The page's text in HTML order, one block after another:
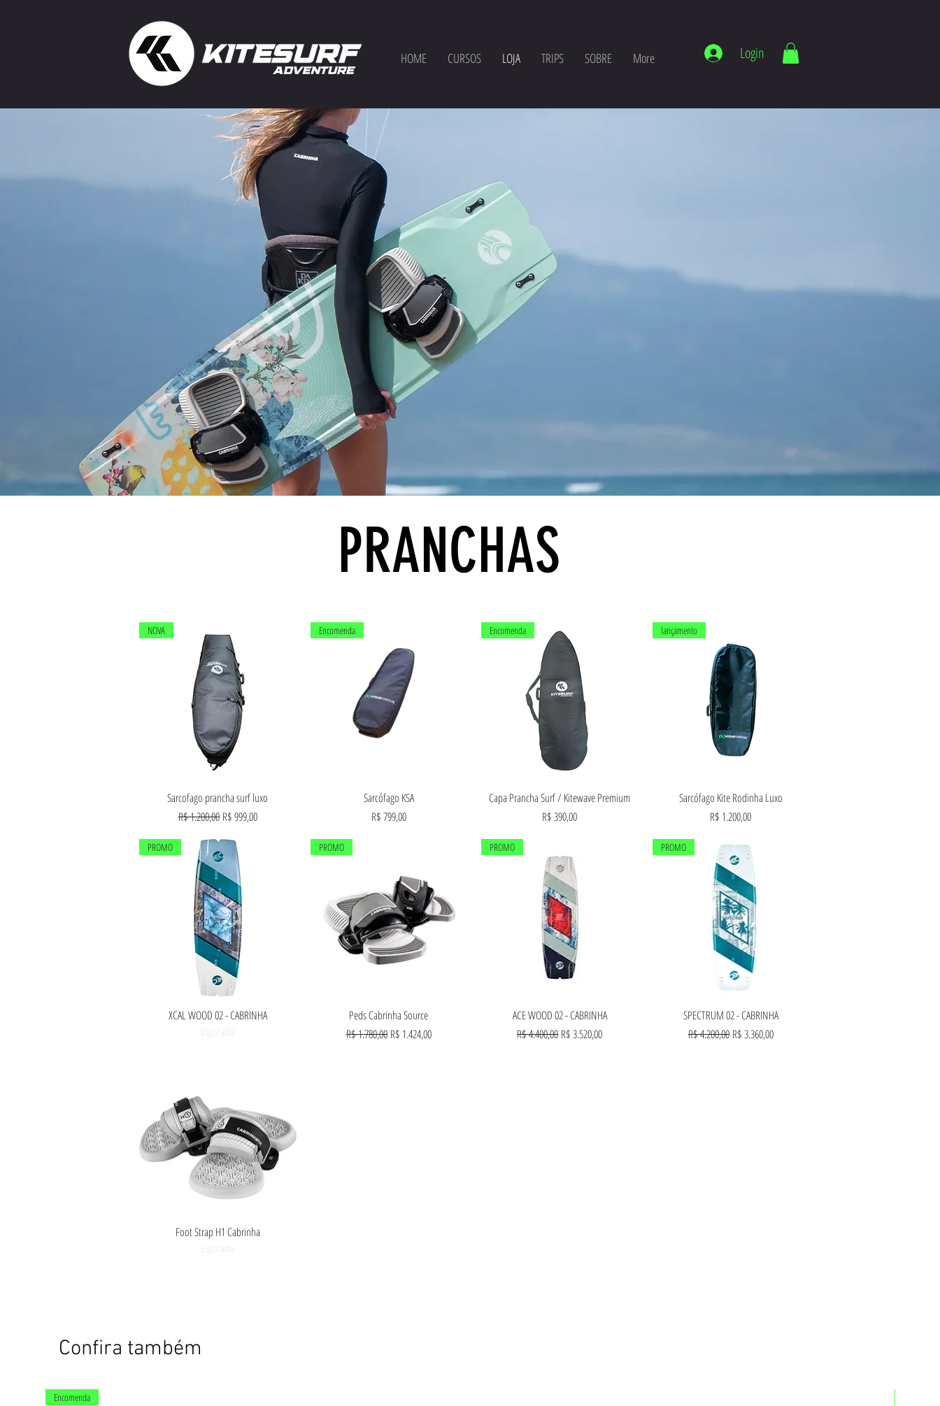
HOME CURSOS LOJA TRIPS SOBRE More Login
PRANCHAS
Visualização rápida
NOVA
Sarcofago prancha surf luxo
Preço normal
R$ 1.200,00 Preço promocional
R$ 999,00
Visualização rápida
Encomenda
Sarcófago KSA
Preço
R$ 799,00
Visualização rápida
Encomenda
Capa Prancha Surf / Kitewave Premium
Preço
R$ 390,00
Visualização rápida
lançamento
Sarcófago Kite Rodinha Luxo
Preço
R$ 1.200,00
Visualização rápida
PROMO
XCAL WOOD 02 - CABRINHA
Visualização rápida
PROMO
Peds Cabrinha Source
Preço normal
R$ 1.780,00 Preço promocional
R$ 1.424,00
Visualização rápida
PROMO
ACE WOOD 02 - CABRINHA
Preço normal
R$ 4.400,00 Preço promocional
R$ 3.520,00
Visualização rápida
PROMO
SPECTRUM 02 - CABRINHA
Preço normal
R$ 4.200,00 Preço promocional
R$ 3.360,00
Visualização rápida
Foot Strap H1 Cabrinha
Confira também
Encomenda